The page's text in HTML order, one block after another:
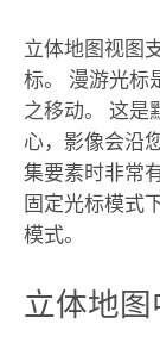
立体地图视图
标。 漫游光标
之移动。 这是
心，影像会沿
集要素时非常
固定光标模式
模式。
立体地